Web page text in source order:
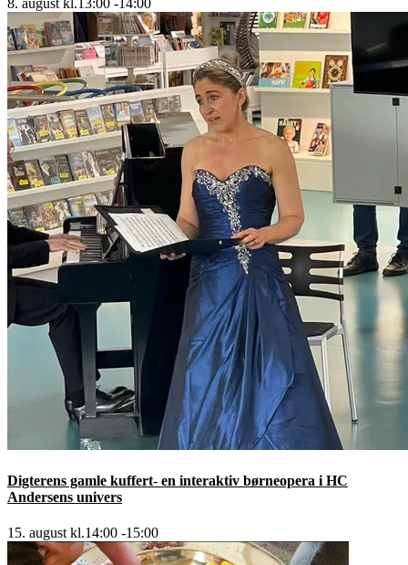
8. august kl.13:00 - 14:00
Digterens gamle kuffert- en interaktiv børneopera i HC
Andersens univers
15. august kl.14:00 -15:00